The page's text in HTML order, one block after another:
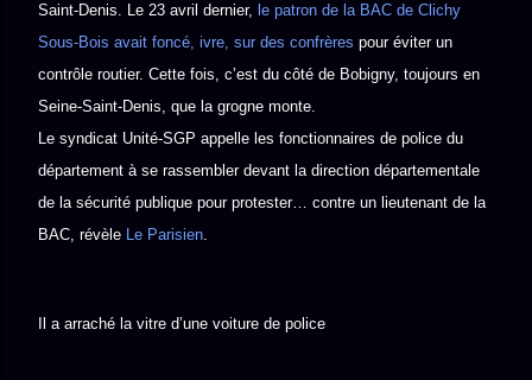
Saint-Denis. Le 23 avril dernier, le patron de la BAC de Clichy
Sous-Bois avait foncé, ivre, sur des confrères pour éviter un
contrôle routier. Cette fois, c’est du côté de Bobigny, toujours en
Seine-Saint-Denis, que la grogne monte.
Le syndicat Unité-SGP appelle les fonctionnaires de police du
département à se rassembler devant la direction départementale
de la sécurité publique pour protester… contre un lieutenant de la
BAC, révèle Le Parisien.
Il a arraché la vitre d’une voiture de police